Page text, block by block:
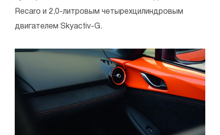
Recaro и 2,0-литровым четырехцилиндровым
двигателем Skyactiv-G.